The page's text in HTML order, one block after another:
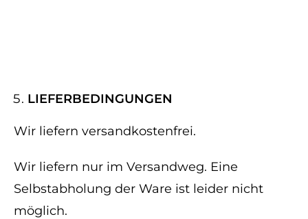
LIEFERBEDINGUNGEN
Wir liefern versandkostenfrei.
Wir liefern nur im Versandweg. Eine
Selbstabholung der Ware ist leider nicht
möglich.